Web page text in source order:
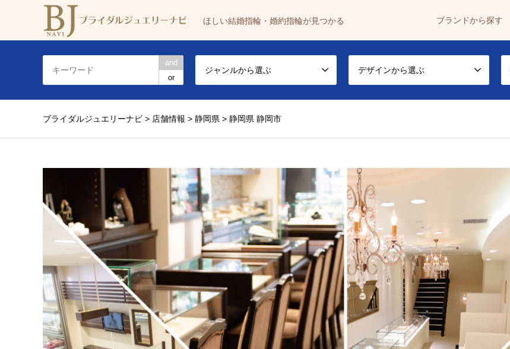
ほしい結婚指輪・婚約指輪が見つかる ブランドから探す
and
or
ジャンルから選ぶ デザインから選ぶ
ブライダルジュエリーナビ > 店舗情報 > 静岡県 > 静岡県 静岡市